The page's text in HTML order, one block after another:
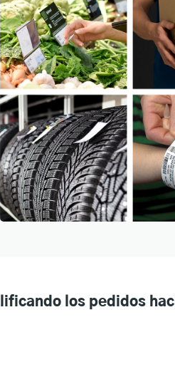
los pedidos